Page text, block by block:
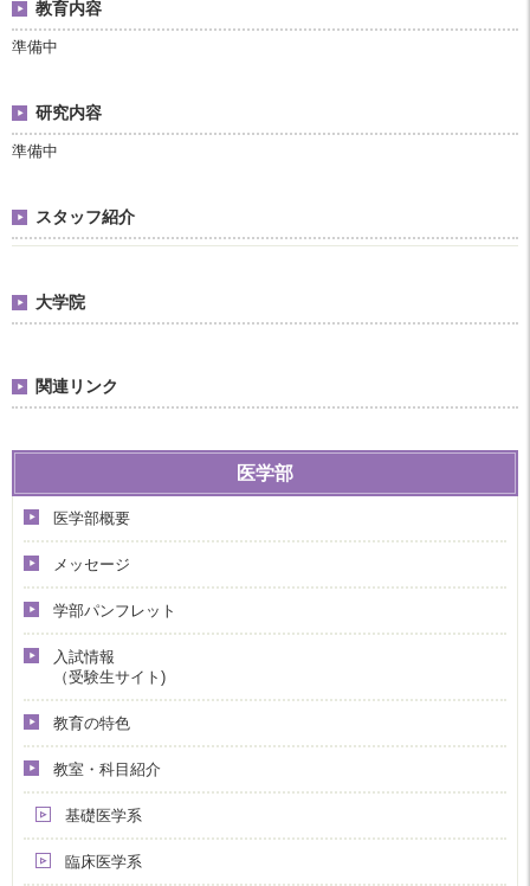
教育内容
準備中
研究内容
準備中
スタッフ紹介
大学院
関連リンク
医学部
医学部概要
メッセージ
学部パンフレット
入試情報
（受験生サイト)
教育の特色
教室・科目紹介
基礎医学系
臨床医学系